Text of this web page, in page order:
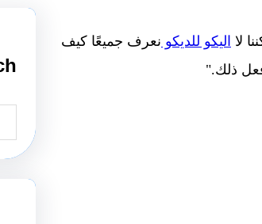
لا اليكو للديكو نعرف جميعًا كيف
ذلك."
c